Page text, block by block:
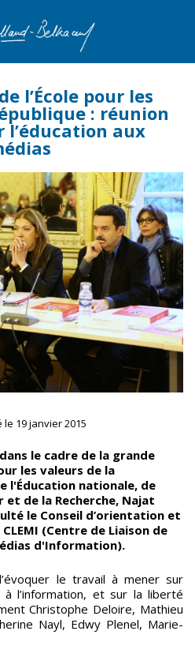
l’École pour les
: réunion
l’éducation aux
le 19 janvier 2015
le cadre de la grande
les valeurs de la
l'Éducation nationale, de
et de la Recherche, Najat
le Conseil d’orientation et
(Centre de Liaison de
d'Information).
le travail à mener sur
à l’information, et sur la liberté
Christophe Deloire, Mathieu
Nayl, Edwy Plenel, Marie-